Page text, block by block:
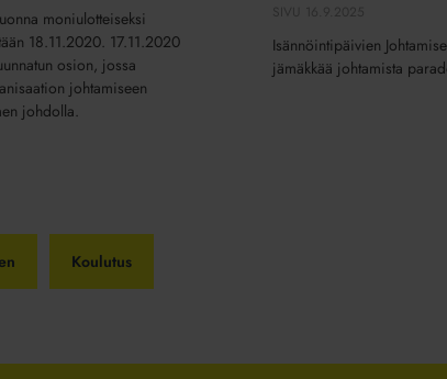
moniulotteiseksi
18.11.2020. 17.11.2020
osion, jossa
johtamiseen
johdolla.
Isännöintipäivien
jämäkkää johtamista
Koulutus